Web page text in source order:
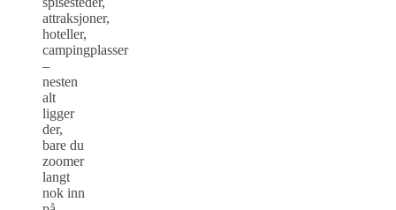
attraksjoner,
hoteller,
campingplasser
–
nesten
alt
ligger
der,
bare du
zoomer
langt
nok inn